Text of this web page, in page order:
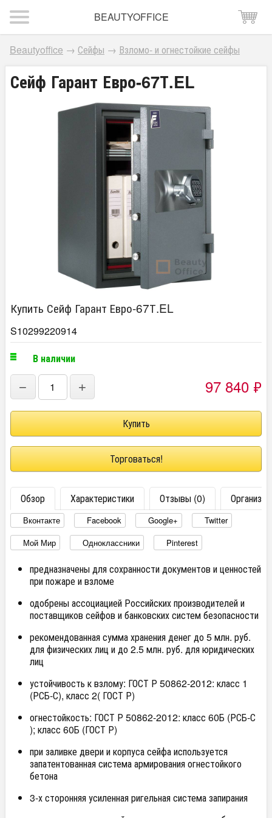
BEAUTYOFFICE
Beautyoffice → Сейфы → Взломо- и огнестойкие сейфы
Сейф Гарант Евро-67Т.EL
Купить Сейф Гарант Евро-67Т.EL
S10299220914
В наличии
− + 97 840 ₽
Торговаться!
Обзор Характеристики Отзывы (0)
Вконтакте Facebook Google+
Twitter
Мой Мир
Одноклассники Pinterest
предназначены для сохранности документов и ценностей
при пожаре и взломе
одобрены ассоциацией Российских производителей и
поставщиков сейфов и банковских систем безопасности
рекомендованная сумма хранения денег до 5 млн. руб.
для физических лиц и до 2.5 млн. руб. для юридических
лиц
устойчивость к взлому: ГОСТ Р 50862-2012: класс 1
(РСБ-С), класс 2( ГОСТ Р)
огнестойкость: ГОСТ Р 50862-2012: класс 60Б (РСБ-С
); класс 60Б (ГОСТ Р)
при заливке двери и корпуса сейфа используется
запатентованная система армирования огнестойкого
бетона
3-х сторонняя усиленная ригельная система запирания